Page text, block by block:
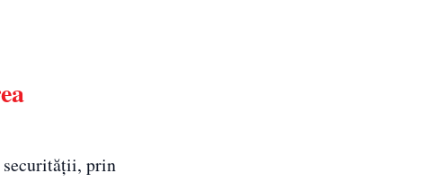
securității, prin